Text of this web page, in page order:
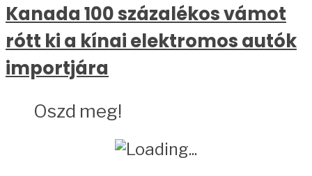
Kanada 100 százalékos vámot
rótt ki a kínai elektromos autók
importjára
Oszd meg!